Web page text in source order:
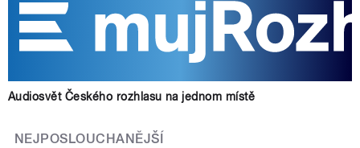
Audiosvět Českého rozhlasu na jednom místě
NEJPOSLOUCHANĚJŠÍ